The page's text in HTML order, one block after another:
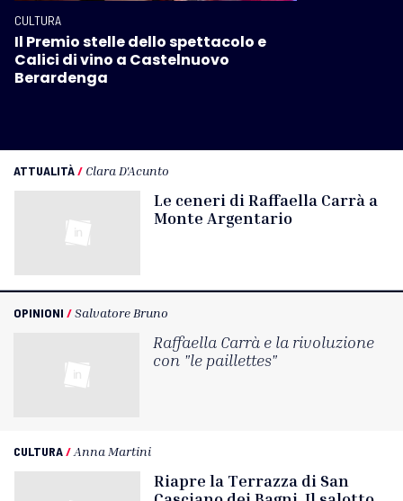
CULTURA
Il Premio stelle dello spettacolo e
Calici di vino a Castelnuovo
Berardenga
ATTUALITÀ/ Clara D'Acunto
Le ceneri di Raffaella Carrà a
Monte Argentario
OPINIONI /Salvatore Bruno
Raffaella Carrà e la rivoluzione
con "le paillettes"
CULTURA/ Anna Martini
Riapre la Terrazza di San